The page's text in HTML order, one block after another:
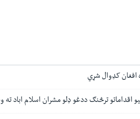
افغان کډوال شړي
اقداماتو ترڅنګ ددغو ډلو مشران اسلام اباد ته